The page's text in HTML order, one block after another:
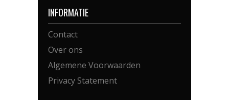
INFORMATIE
Contact
Over ons
Algemene Voorwaarden
Privacy Statement